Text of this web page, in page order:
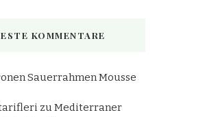
KOMMENTARE
Sauerrahmen Mousse
zuMediterraner